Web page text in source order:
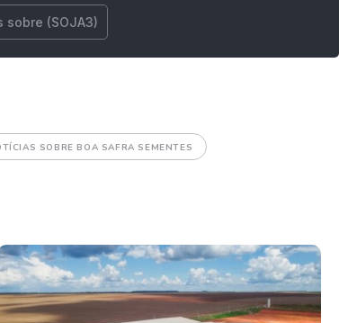
sobre (SOJA3)
SOBRE BOA SAFRA SEMENTES